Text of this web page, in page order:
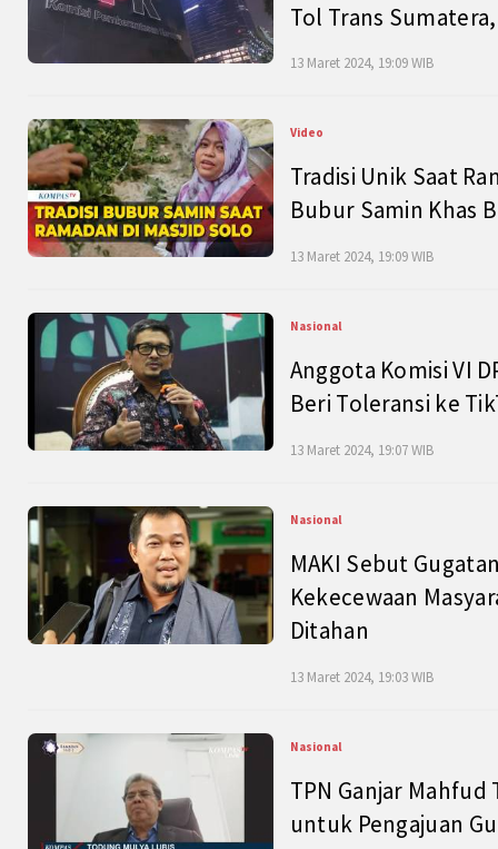
Tol Trans
13 Maret 2024, 19:09 WIB
Video
Tradisi Unik Saat
Bubur Samin Khas
13 Maret 2024, 19:09 WIB
Nasional
Anggota Komisi VI
Beri Toleransi ke
13 Maret 2024, 19:07 WIB
Nasional
MAKI Sebut
Kekecewaan
Ditahan
13 Maret 2024, 19:03 WIB
Nasional
TPN Ganjar
untuk Pengajuan